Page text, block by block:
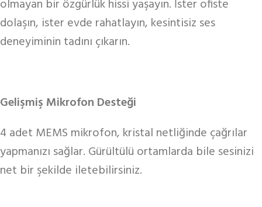
olmayan bir özgürlük hissi yaşayın. İster ofiste
dolaşın, ister evde rahatlayın, kesintisiz ses
deneyiminin tadını çıkarın.
Gelişmiş Mikrofon Desteği
4 adet MEMS mikrofon, kristal netliğinde çağrılar
yapmanızı sağlar. Gürültülü ortamlarda bile sesinizi
net bir şekilde iletebilirsiniz.